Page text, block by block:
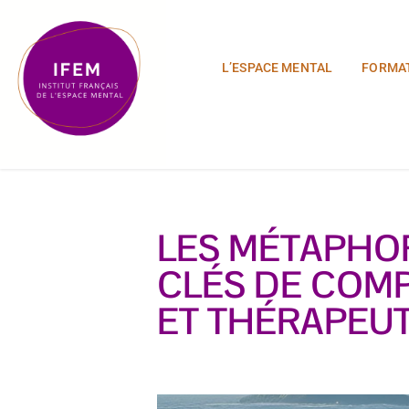
L’ESPACE MENTAL
LES
CLÉS DE
ET